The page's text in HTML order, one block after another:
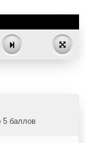
5 баллов